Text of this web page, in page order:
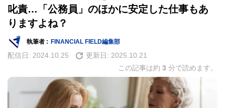
叱責…「公務員」のほかに安定した仕事もあ
りますよね？
執筆者 : FINANCIAL FIELD編集部
配信日: 2024.10.25 更新日: 2025.10.21
この記事は約 3 分で読めます。